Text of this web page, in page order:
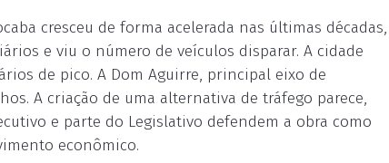
cresceu de forma acelerada nas últimas décadas,
e viu o número de veículos disparar. A cidade
de pico. A Dom Aguirre, principal eixo de
A criação de uma alternativa de tráfego parece,
e parte do Legislativo defendem a obra como
econômico.